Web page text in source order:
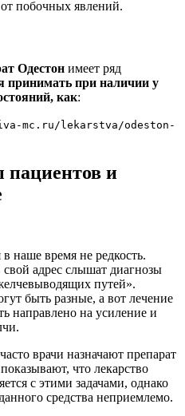
от побочных явлений.
Одестон имеет ряд
принимать при наличии у
как:
mc.ru/lekarstva/odeston-
пациентов и
наше время не редкость.
адрес слышат диагнозы
путей».
быть разные, а вот лечение
направлено на усиление и
врачи назначают препарат
что лекарство
с этими задачами, однако
средства неприемлемо.